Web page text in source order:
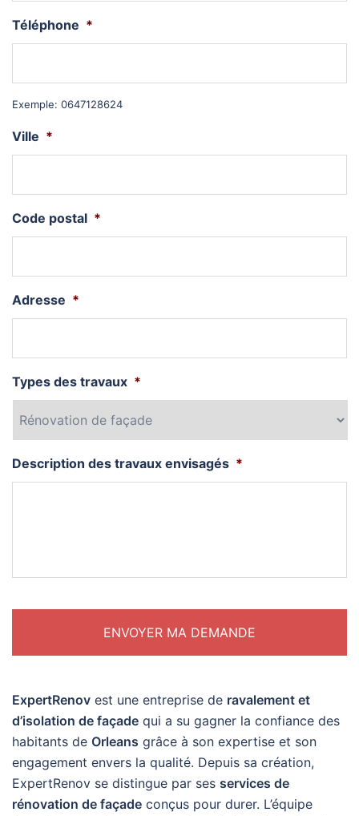
Téléphone *
Exemple: 0647128624
Ville *
Code postal *
Adresse *
Types des travaux *
Description des travaux envisagés *
ExpertRenov est une entreprise de ravalement et
d’isolation de façade qui a su gagner la confiance des
habitants de Orleans grâce à son expertise et son
engagement envers la qualité. Depuis sa création,
ExpertRenov se distingue par ses services de
rénovation de façade conçus pour durer. L’équipe